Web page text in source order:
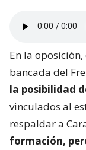
En la
bancada del
la posibilidad
vinculados al
respaldar a
formación,